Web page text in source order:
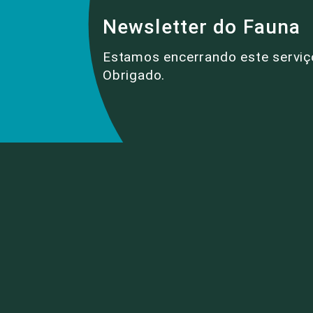
Newsletter do Fauna
Estamos encerrando este
Obrigado.